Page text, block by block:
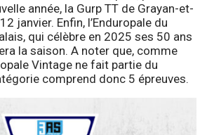
année, la Gurp TT de Grayan-et-
janvier. Enfin, l’Enduropale du
qui célèbre en 2025 ses 50 ans
la saison. A noter que, comme
Vintage ne fait partie du
comprend donc 5 épreuves.